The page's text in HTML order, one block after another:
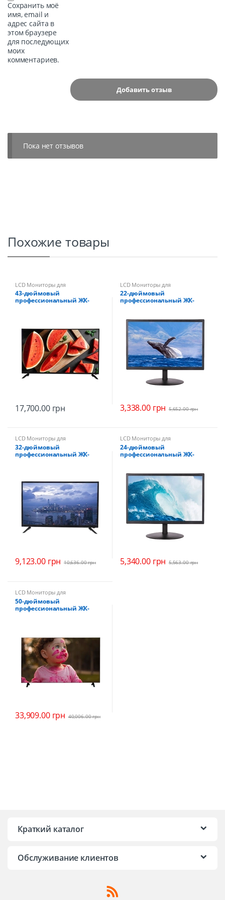
Сохранить моё
имя, email и
адрес сайта в
этом браузере
для последующих
моих
комментариев.
Пока нет отзывов
Похожие товары
LCD Мониторы для
видеонаблюдения
43-дюймовый
профессиональный ЖК-
17,700.00грн
LCD Мониторы для
видеонаблюдения
22-дюймовый
профессиональный ЖК-
3,338.00грн 5,652.00грн
LCD Мониторы для
видеонаблюдения
32-дюймовый
профессиональный ЖК-
9,123.00грн 10,636.00грн
LCD Мониторы для
видеонаблюдения
24-дюймовый
профессиональный ЖК-
5,340.00грн 5,563.00грн
LCD Мониторы для
видеонаблюдения
50-дюймовый
профессиональный ЖК-
33,909.00грн 40,006.00грн
Краткий каталог
Обслуживание клиентов